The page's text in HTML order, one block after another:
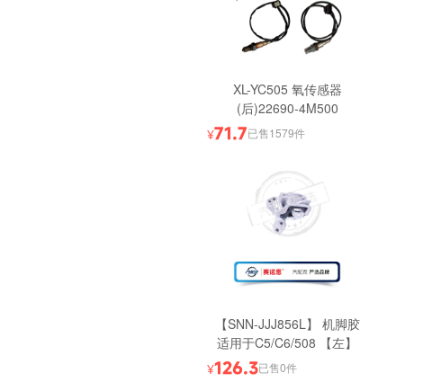
XL-YC505 氧传感器
(后)22690-4M500
¥71.7已售1579件
【SNN-JJJ856L】 机脚胶
适用于C5/C6/508 【左】
¥126.3已售0件